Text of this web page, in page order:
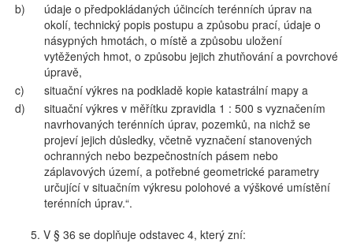
b)
údaje o předpokládaných účincích terénních úprav na
okolí, technický popis postupu a způsobu prací, údaje o
násypných hmotách, o místě a způsobu uložení
vytěžených hmot, o způsobu jejich zhutňování a povrchové
úpravě,
c)
situační výkres na podkladě kopie katastrální mapy a
d)
situační výkres v měřítku zpravidla 1 : 500 s vyznačením
navrhovaných terénních úprav, pozemků, na nichž se
projeví jejich důsledky, včetně vyznačení stanovených
ochranných nebo bezpečnostních pásem nebo
záplavových území, a potřebné geometrické parametry
určující v situačním výkresu polohové a výškové umístění
terénních úprav.“.
5. V § 36 se doplňuje odstavec 4, který zní: